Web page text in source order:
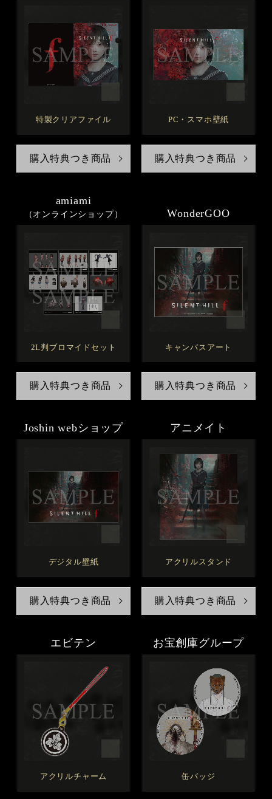
特製クリアファイル
購入特典つき商品
PC・スマホ壁紙
購入特典つき商品
amiami
（オンラインショップ）
2L判ブロマイドセット
購入特典つき商品
WonderGOO
キャンバスアート
購入特典つき商品
Joshin webショップ
デジタル壁紙
購入特典つき商品
アニメイト
アクリルスタンド
購入特典つき商品
エビテン
アクリルチャーム
お宝創庫グループ
缶バッジ